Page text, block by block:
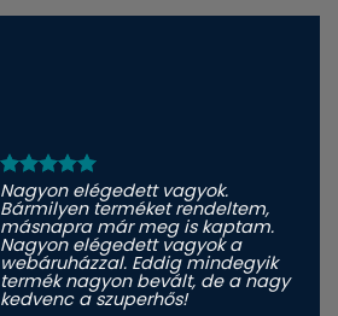
Nagyon elégedett vagyok.
Bármilyen terméket rendeltem,
másnapra már meg is kaptam.
Nagyon elégedett vagyok a
webáruházzal. Eddig mindegyik
termék nagyon bevált, de a nagy
kedvenc a szuperhős!